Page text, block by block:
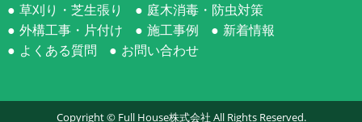
草刈り・芝生張り
庭木消毒・防虫対策
外構工事・片付け
施工事例
新着情報
よくある質問
お問い合わせ
Copyright © Full House株式会社 All Rights Reserved.